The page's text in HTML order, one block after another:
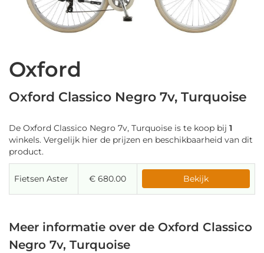
Oxford
Oxford Classico Negro 7v, Turquoise
De Oxford Classico Negro 7v, Turquoise is te koop bij 1
winkels. Vergelijk hier de prijzen en beschikbaarheid van dit
product.
Fietsen Aster € 680.00 Bekijk
Meer informatie over de Oxford Classico
Negro 7v, Turquoise